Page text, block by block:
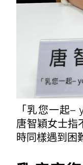
「乳您一起
唐智穎女士指
時同樣遇到困